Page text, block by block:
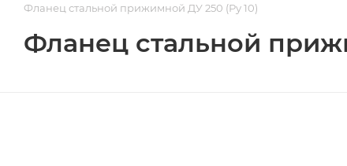
Фланец стальной прижимной ДУ 250 (Ру 10)
Фланец стальной